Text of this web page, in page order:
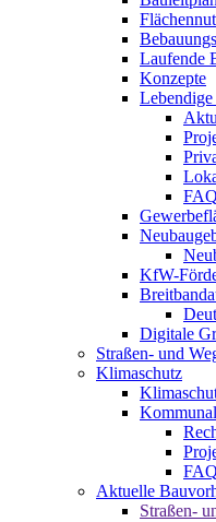
Laufende
Konzepte
FAQ
KfW-
Digitale
Straßen- und
Klimaschutz
FAQ
Aktuelle
Straßen-